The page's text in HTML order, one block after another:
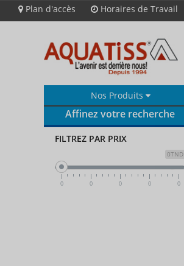
Plan d'accès Horaires de Travail
Nos Produits
Affinez votre recherche
FILTREZ PAR PRIX
0TND
0 0 0 0 0